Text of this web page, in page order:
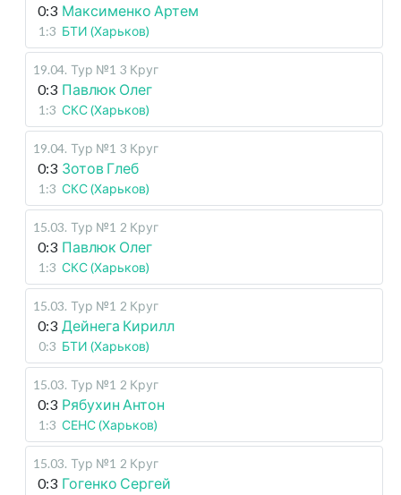
0:3 Максименко Артем
1:3 БТИ (Харьков)
19.04. Тур №1 3 Круг
0:3 Павлюк Олег
1:3 СКС (Харьков)
19.04. Тур №1 3 Круг
0:3 Зотов Глеб
1:3 СКС (Харьков)
15.03. Тур №1 2 Круг
0:3 Павлюк Олег
1:3 СКС (Харьков)
15.03. Тур №1 2 Круг
0:3 Дейнега Кирилл
0:3 БТИ (Харьков)
15.03. Тур №1 2 Круг
0:3 Рябухин Антон
1:3 СЕНС (Харьков)
15.03. Тур №1 2 Круг
0:3 Гогенко Сергей